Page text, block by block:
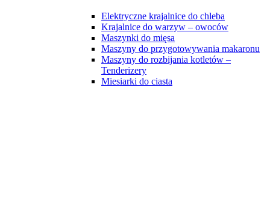
Elektryczne krajalnice do chleba
Krajalnice do warzyw – owoców
Maszynki do mięsa
Maszyny do przygotowywania makaronu
Maszyny do rozbijania kotletów –
Tenderizery
Miesiarki do ciasta